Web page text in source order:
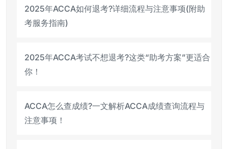
2025年ACCA如何退考?详细流程与注意事项(附助
考服务指南)
2025年ACCA考试不想退考?这类“助考方案”更适合
你！
ACCA怎么查成绩?一文解析ACCA成绩查询流程与
注意事项！